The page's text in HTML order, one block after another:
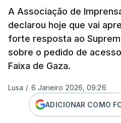
A Associação de
declarou hoje que vai
forte resposta ao
sobre o pedido de
Faixa de Gaza.
Lusa / 6 Janeiro 2026, 09:26
ADICIONAR COMO